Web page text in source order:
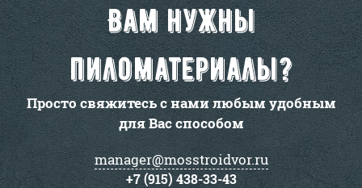
Вам нужны
пиломатериалы?
Просто свяжитесь с нами любым удобным
для Вас способом
manager@mosstroidvor.ru
+7 (915) 438-33-43